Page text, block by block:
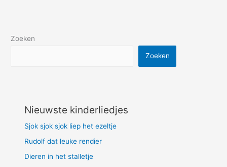
Zoeken
Zoeken
Nieuwste kinderliedjes
Sjok sjok sjok liep het ezeltje
Rudolf dat leuke rendier
Dieren in het stalletje